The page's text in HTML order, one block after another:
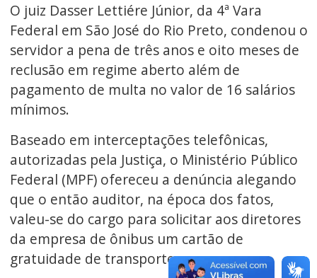
O juiz Dasser Lettiére Júnior, da 4ª Vara
Federal em São José do Rio Preto, condenou o
servidor a pena de três anos e oito meses de
reclusão em regime aberto além de
pagamento de multa no valor de 16 salários
mínimos.
Baseado em interceptações telefônicas,
autorizadas pela Justiça, o Ministério Público
Federal (MPF) ofereceu a denúncia alegando
que o então auditor, na época dos fatos,
valeu-se do cargo para solicitar aos diretores
da empresa de ônibus um cartão de
gratuidade de transporte.